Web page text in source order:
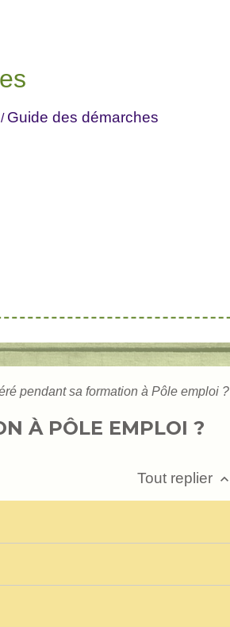
/ Guide des démarches
pendant sa formation à Pôle emploi ?
À PÔLE EMPLOI ?
Tout replier keyboard_arrow_up